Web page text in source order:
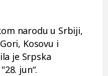
narodu u Srbiji,
Kosovu i
je Srpska
jun“.